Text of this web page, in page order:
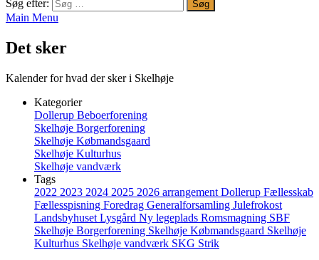
Søg efter:
Main Menu
Det sker
Kalender for hvad der sker i Skelhøje
Kategorier
Dollerup Beboerforening
Skelhøje Borgerforening
Skelhøje Købmandsgaard
Skelhøje Kulturhus
Skelhøje vandværk
Tags
2022 2023 2024 2025 2026 arrangement Dollerup Fællesskab
Fællesspisning Foredrag Generalforsamling Julefrokost
Landsbyhuset Lysgård Ny legeplads Romsmagning SBF
Skelhøje Borgerforening Skelhøje Købmandsgaard Skelhøje
Kulturhus Skelhøje vandværk SKG Strik